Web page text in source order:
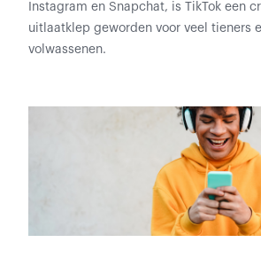
Instagram en Snapchat, is TikTok een
uitlaatklep geworden voor veel tieners
volwassenen.